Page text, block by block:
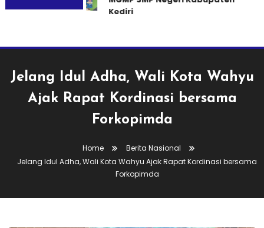
Kediri
Jelang Idul Adha, Wali Kota Wahyu
Ajak Rapat Kordinasi bersama
Forkopimda
Home
Berita Nasional
Jelang Idul Adha, Wali Kota Wahyu Ajak Rapat Kordinasi bersama
Forkopimda